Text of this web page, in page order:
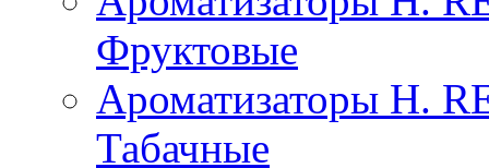
Фруктовые
Ароматизаторы H.
Табачные